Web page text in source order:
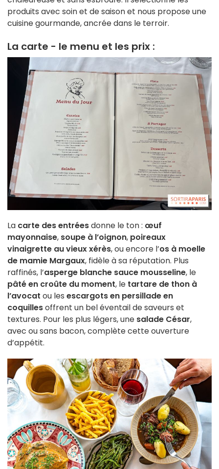
produits avec soin et de saison et nous propose une
cuisine gourmande, ancrée dans le terroir.
La carte - le menu et les prix :
La carte des entréesdonne le ton : œuf
mayonnaise, soupe à l’oignon, poireaux
vinaigrette au vieux xérès, ou encore l’os à moelle
de mamie Margaux, fidèle à sa réputation. Plus
raffinés, l’asperge blanche sauce mousseline, le
pâté en croûte du moment, le tartare de thon à
l’avocat ou les escargots en persillade en
coquillesoffrent un bel éventail de saveurs et
textures. Pour les plus légers, une salade César,
avec ou sans bacon, complète cette ouverture
d’appétit.